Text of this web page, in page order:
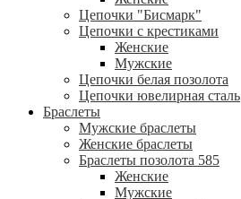
Цепочки "Бисмарк"
Цепочки с крестиками
Женские
Мужские
Цепочки белая позолота
Цепочки ювелирная сталь
Браслеты
Мужские браслеты
Женские браслеты
Браслеты позолота 585
Женские
Мужские